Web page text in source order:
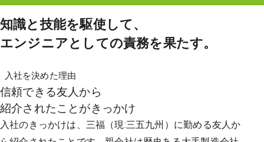
知識と技能を駆使して、
エンジニアとしての責務を果たす。
入社を決めた理由
信頼できる友人から
紹介されたことがきっかけ
入社のきっかけは、三福（現:三五九州）に勤める友人か